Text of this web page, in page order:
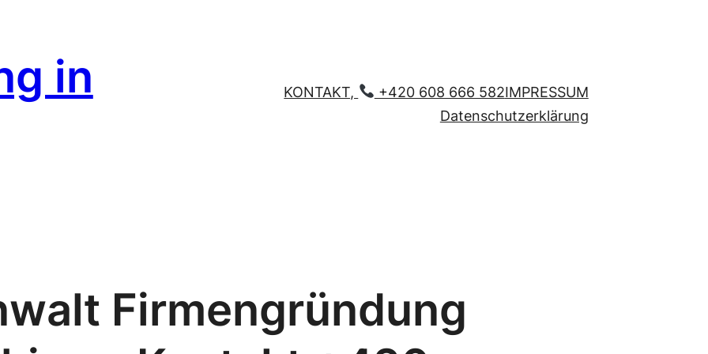
in
KONTAKT, +420 608 666 582IMPRESSUM
Datenschutzerklärung
Firmengründung